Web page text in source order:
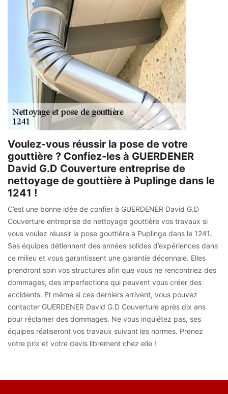
Voulez-vous réussir la pose de votre
gouttière ? Confiez-les à GUERDENER
David G.D Couverture entreprise de
nettoyage de gouttière à Puplinge dans le
1241 !
C’est une bonne idée de confier à GUERDENER David G.D
Couverture entreprise de nettoyage gouttière vos travaux si
vous voulez réussir la pose gouttière à Puplinge dans le 1241.
Ses équipes détiennent des années solides d’expériences dans
ce milieu et vous garantissent une garantie décennale. Elles
prendront soin vos structures afin que vous ne rencontriez des
dommages, des imperfections qui peuvent vous créer des
accidents. Et même si ces derniers arrivent, vous pouvez
contacter GUERDENER David G.D Couverture après dix ans
pour réclamer des dommages. Ne vous inquiétez pas, ses
équipes réaliseront vos travaux suivant les normes. Prenez
votre prix et votre devis librement chez elle !